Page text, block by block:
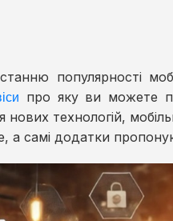
популярності
про яку ви можете
технологій,
самі додатки